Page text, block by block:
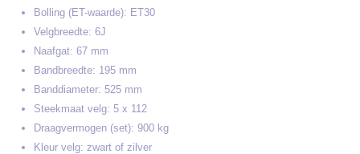
Bolling (ET-waarde): ET30
Velgbreedte: 6J
Naafgat: 67 mm
Bandbreedte: 195 mm
Banddiameter: 525 mm
Steekmaat velg: 5 x 112
Draagvermogen (set): 900 kg
Kleur velg: zwart of zilver